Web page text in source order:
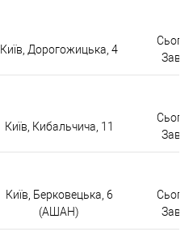
Київ, Дорогожицька, 4
Київ, Кибальчича, 11
Київ, Берковецька, 6
(АШАН)